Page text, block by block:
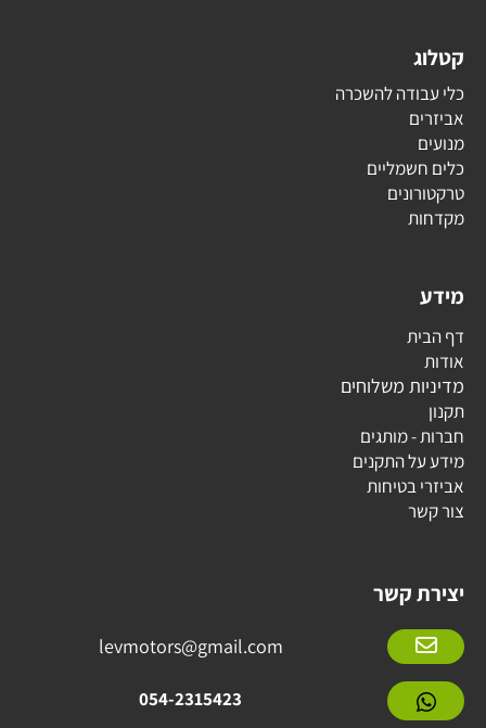
קטלוג
כלי עבודה להשכרה
אביזרים
מנועים
כלים חשמליים
טרקטורונים
מקדחות
מידע
דף הבית
אודות
מדיניות משלוחים
תקנון
חברות - מותגים
מידע על התקנים
אביזרי בטיחות
צור קשר
יצירת קשר
levmotors@gmail.com
054-2315423